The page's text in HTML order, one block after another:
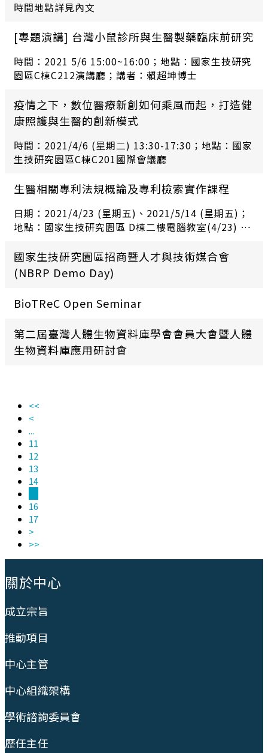
時間地點詳見內文
[專題演講] 台灣小鼠診所與生醫製藥臨床前研究
時間：2021 5/6 15:00~16:00；地點：國家生技研究
園區C棟C212演講廳；講者：賴超坤博士
疫情之下，數位醫療新創如何乘風而起，打造健
康照護與生醫的創新模式
時間：2021/4/6 (星期二) 13:30-17:30；地點：國家
生技研究園區C棟C201國際會議廳
生醫相關專利法規概論及專利檢索實作課程
日期：2021/4/23 (星期五)、2021/5/14 (星期五)；
地點：國家生技研究園區 D棟二樓電腦教室(4/23) 及
國家生技研究園區招商暨人才與技術媒合會
(NBRP Demo Day)
BioTReC Open Seminar
第二屆臺灣人體生物資料庫學會會員大會暨人體
生物資料庫應用研討會
<<
<
...
11
12
13
14
16
17
>
>>
關於中心
成立宗旨
推動項目
中心主管
中心組織架構
學術諮詢委員會
歷任主任